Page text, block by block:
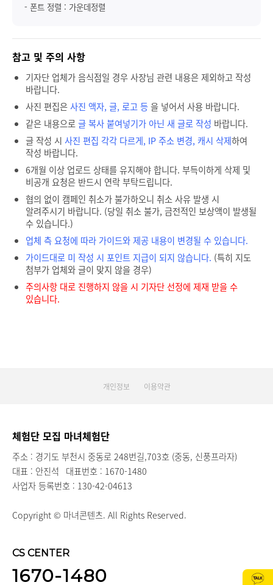
- 폰트 정렬 : 가운데정렬
참고 및 주의 사항
기자단 업체가 음식점일 경우 사장님 관련 내용은 제외하고 작성
바랍니다.
사진 편집은사진 액자, 글, 로고 등을 넣어서 사용 바랍니다.
같은 내용으로글 복사 붙여넣기가 아닌 새 글로 작성 바랍니다.
글 작성 시 사진 편집 각각 다르게, IP 주소 변경, 캐시 삭제하여
작성 바랍니다.
6개월 이상 업로드 상태를 유지해야 합니다. 부득이하게 삭제 및
비공개 요청은 반드시 연락 부탁드립니다.
협의 없이 캠페인 취소가 불가하오니 취소 사유 발생 시
알려주시기 바랍니다. (당일 취소 불가, 금전적인 보상액이 발생될
수 있습니다.)
업체 측 요청에 따라 가이드와 제공 내용이 변경될 수 있습니다.
가이드대로 미 작성 시 포인트 지급이 되지 않습니다. (특히 지도
첨부가 업체와 글이 맞지 않을 경우)
주의사항 대로 진행하지 않을 시 기자단 선정에 제재 받을 수
있습니다.
개인정보 이용약관
체험단 모집 마녀체험단
주소 : 경기도 부천시 중동로 248번길,703호 (중동, 신풍프라자)
대표 : 안진석 대표번호 : 1670-1480
사업자 등록번호 : 130-42-04613
Copyright © 마녀콘텐츠. All Rights Reserved.
CS CENTER
1670-1480